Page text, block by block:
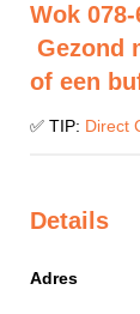
Wok
Gezond
of een
✅ TIP: Direct
Details
Adres